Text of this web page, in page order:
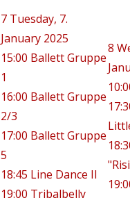
7 Tuesday, 7.
January 2025
15:00 Ballett Gruppe
1
16:00 Ballett Gruppe
2/3
17:00 Ballett Gruppe
5
18:45 Line Dance II
19:00 Tribalbelly
8